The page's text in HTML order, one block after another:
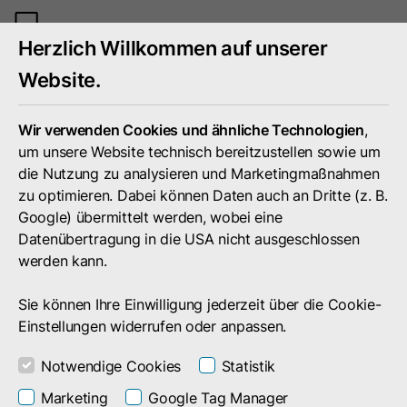
Individuelle Softwareentwicklung
Herzlich Willkommen auf unserer
Website.
Wir verwenden Cookies und ähnliche Technologien,
um unsere Website technisch bereitzustellen sowie um
die Nutzung zu analysieren und Marketingmaßnahmen
zu optimieren. Dabei können Daten auch an Dritte (z. B.
Google) übermittelt werden, wobei eine
Datenübertragung in die USA nicht ausgeschlossen
werden kann.
Sie können Ihre Einwilligung jederzeit über die Cookie-
Einstellungen widerrufen oder anpassen.
Notwendige Cookies
Statistik
Marketing
Google Tag Manager